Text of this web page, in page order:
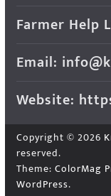
Farmer Help
Email:
Website:
Copyright © 2026
reserved.
Theme: ColorMag
WordPress.